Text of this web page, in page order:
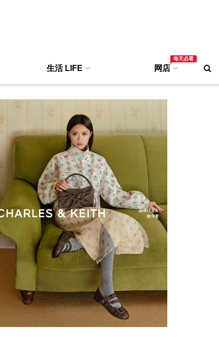
生活 LIFE 网店
每天必看